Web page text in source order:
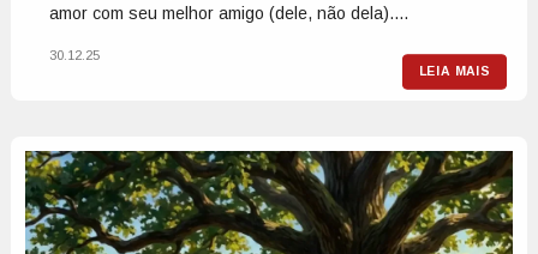
amor com seu melhor amigo (dele, não dela)....
LEIA MAIS
30.12.25